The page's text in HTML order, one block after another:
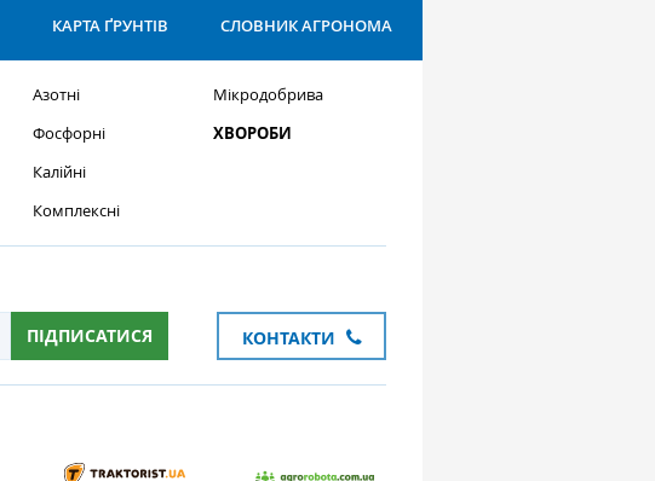
КАРТА ҐРУНТІВ СЛОВНИК АГРОНОМА
Азотні
Фосфорні
Калійні
Комплексні
Мікродобрива
ХВОРОБИ
ПІДПИСАТИСЯ КОНТАКТИ